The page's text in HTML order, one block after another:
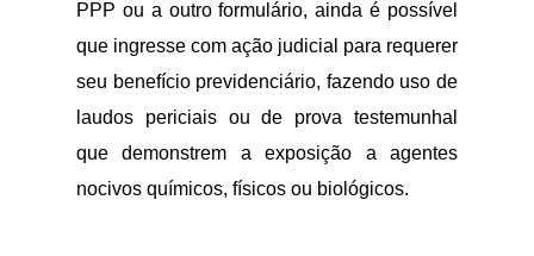
PPP ou a outro formulário, ainda é possível
que ingresse com ação judicial para requerer
seu benefício previdenciário, fazendo uso de
laudos periciais ou de prova testemunhal
que demonstrem a exposição a agentes
nocivos químicos, físicos ou biológicos.